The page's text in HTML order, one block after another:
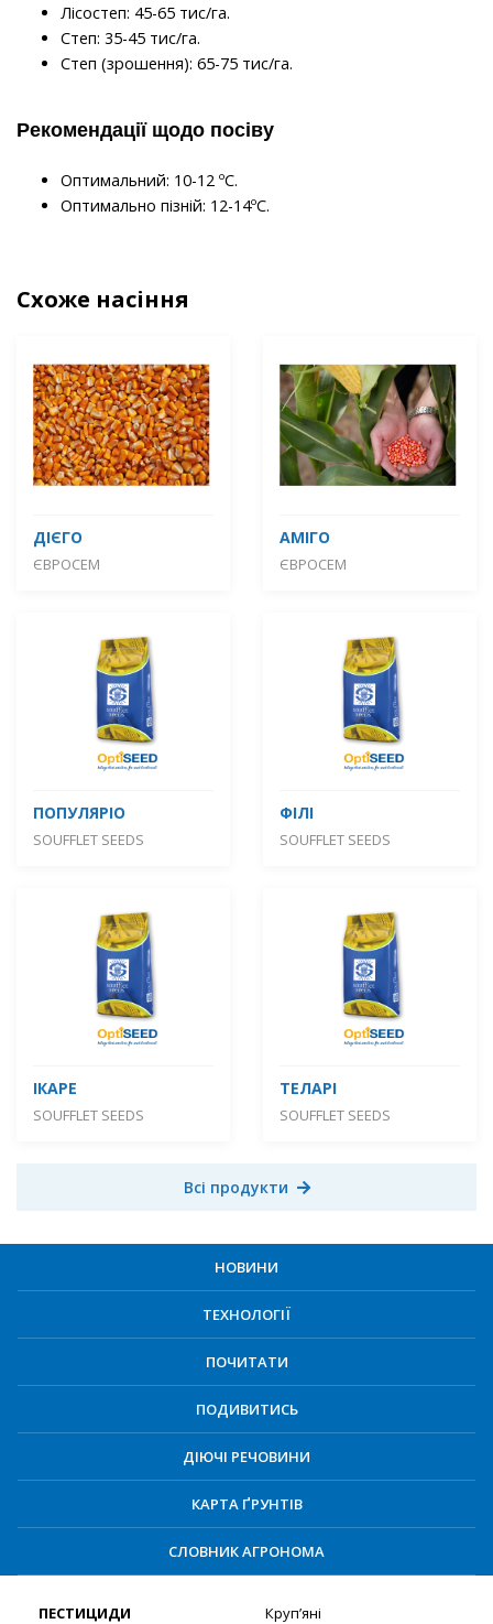
Лісостеп: 45-65 тис/га.
Степ: 35-45 тис/га.
Степ (зрошення): 65-75 тис/га.
Рекомендації щодо посіву
Оптимальний: 10-12 ºС.
Оптимально пізній: 12-14ºС.
Схоже насіння
ДІЄГО
ЄВРОСЕМ
АМІГО
ЄВРОСЕМ
ПОПУЛЯРІО
SOUFFLET SEEDS
ФІЛІ
SOUFFLET SEEDS
ІКАРЕ
SOUFFLET SEEDS
ТЕЛАРІ
SOUFFLET SEEDS
Всі продукти
НОВИНИ
ТЕХНОЛОГІЇ
ПОЧИТАТИ
ПОДИВИТИСЬ
ДІЮЧІ РЕЧОВИНИ
КАРТА ҐРУНТІВ
СЛОВНИК АГРОНОМА
ПЕСТИЦИДИ Круп’яні